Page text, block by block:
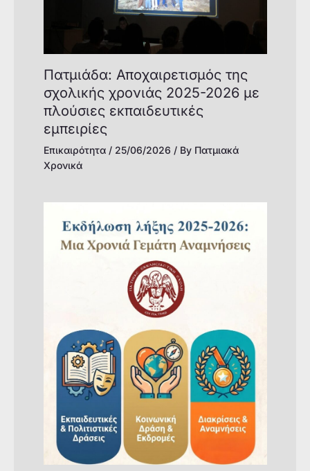
Πατμιάδα: Αποχαιρετισμός της
σχολικής χρονιάς 2025-2026 με
πλούσιες εκπαιδευτικές
εμπειρίες
Επικαιρότητα/ 25/06/2026 / By Πατμιακά
Χρονικά